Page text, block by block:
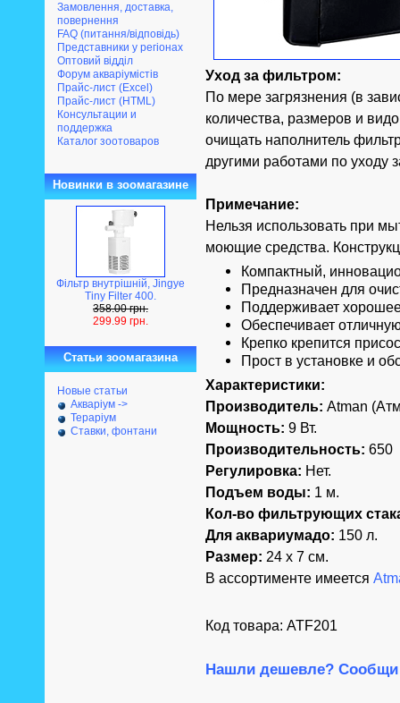
Замовлення, доставка,
повернення
FAQ (питання/відповідь)
Представники у регіонах
Оптовий відділ
Форум акваріумістів
Прайс-лист (Excel)
Прайс-лист (HTML)
Консультации и
поддержка
Каталог зоотоваров
Новинки в зоомагазине
Фільтр внутрішній, Jingye
Tiny Filter 400.
358.00 грн.
299.99 грн.
Статьи зоомагазина
Новые статьи
Акваріум ->
Тераріум
Ставки, фонтани
Уход за фильтром:
По мере загрязнения (в
количества, размеров и
очищать наполнитель
другими работами по уходу
Примечание:
Нельзя использовать при
моющие средства.
Компактный,
Предназначен для
Поддерживает
Обеспечивает
Крепко крепится
Прост в установке и
Характеристики:
Производитель: Atman
Мощность: 9 Вт.
Производительность: 650
Регулировка: Нет.
Подъем воды: 1 м.
Кол-во фильтрующих
Для аквариумадо: 150 л.
Размер: 24 х 7 см.
В ассортименте имеется
Код товара: ATF201
Нашли дешевле? Сообщи